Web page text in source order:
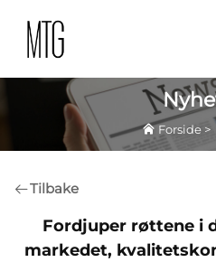
Forside>
Tilbake
Fordjuper røttene i
markedet,